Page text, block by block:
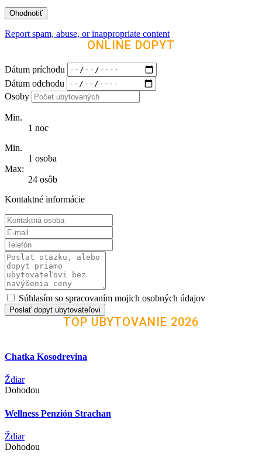
Report spam, abuse, or inappropriate content
ONLINE DOPYT
Dátum príchodu
Dátum odchodu
Osoby
Min.
1 noc
Min.
1 osoba
Max:
24 osôb
Kontaktné informácie
Súhlasím so spracovaním mojich osobných údajov
Poslať dopyt ubytovateľovi
TOP UBYTOVANIE 2026
Chatka Kosodrevina
Ždiar
Dohodou
Wellness Penzión Strachan
Ždiar
Dohodou